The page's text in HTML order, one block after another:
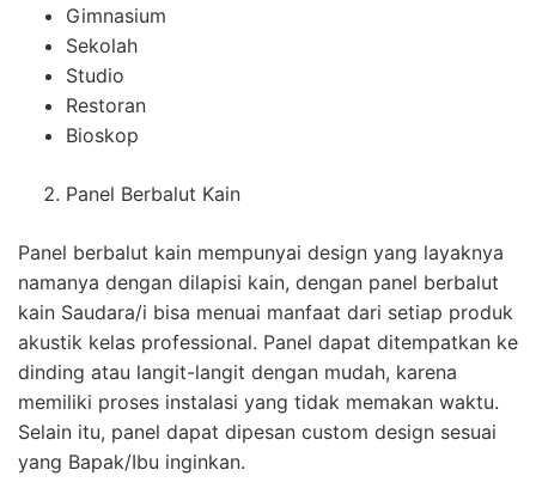
Gimnasium
Sekolah
Studio
Restoran
Bioskop
Panel Berbalut Kain
Panel berbalut kain mempunyai design yang layaknya
namanya dengan dilapisi kain, dengan panel berbalut
kain Saudara/i bisa menuai manfaat dari setiap produk
akustik kelas professional. Panel dapat ditempatkan ke
dinding atau langit-langit dengan mudah, karena
memiliki proses instalasi yang tidak memakan waktu.
Selain itu, panel dapat dipesan custom design sesuai
yang Bapak/Ibu inginkan.